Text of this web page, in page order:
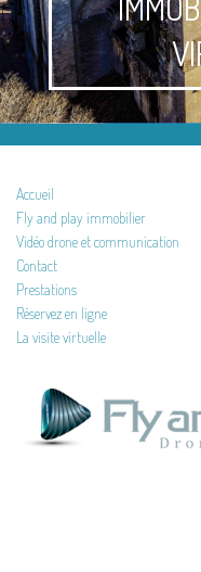
Accueil
Fly and play immobilier
Vidéo drone et communication
Contact
Prestations
Réservez en ligne
La visite virtuelle